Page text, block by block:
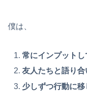
僕は、
常にインプットし
友人たちと語り合
少しずつ行動に